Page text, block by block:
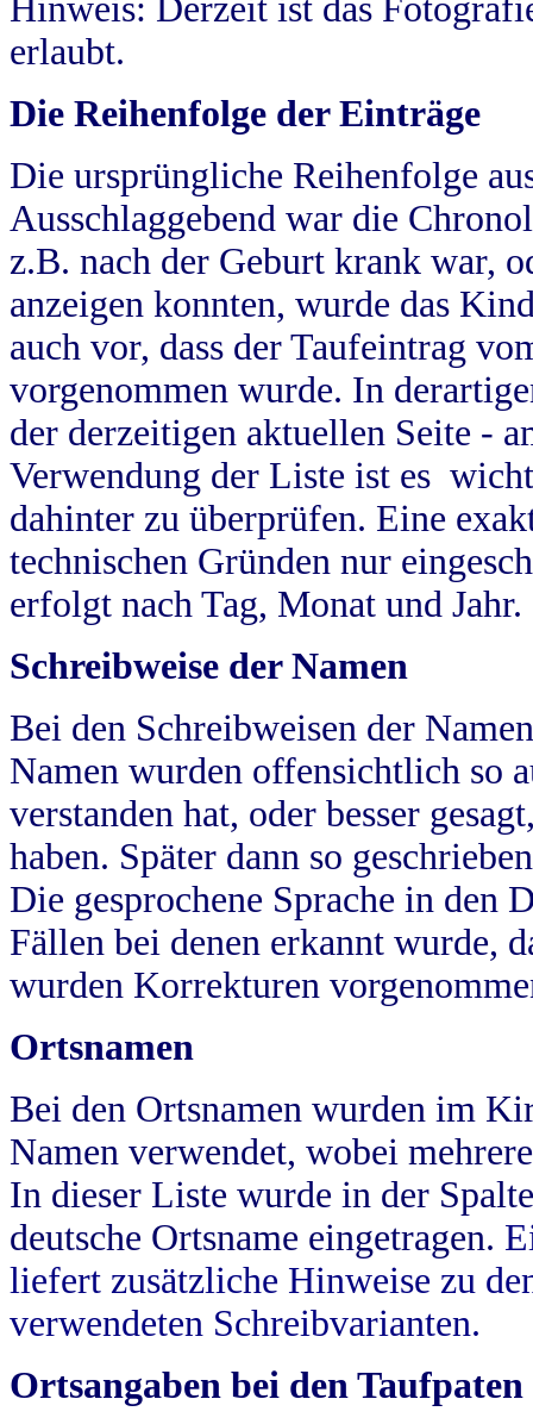
Hinweis: Derzeit ist das
erlaubt.
Die Reihenfolge der Einträge
Die ursprüngliche Reihenfolge
Ausschlaggebend war die
z.B. nach der Geburt krank war,
anzeigen konnten, wurde das
auch vor, dass der Taufeintrag
vorgenommen wurde. In
der derzeitigen aktuellen Seite -
Verwendung der Liste ist es
dahinter zu überprüfen. Eine
technischen Gründen nur
erfolgt nach Tag, Monat und Jahr.
Schreibweise der Namen
Bei den Schreibweisen der
Namen wurden offensichtlich so
verstanden hat, oder besser
haben. Später dann so
Die gesprochene Sprache in
Fällen bei denen erkannt wurde,
wurden Korrekturen
Ortsnamen
Bei den Ortsnamen wurden im
Namen verwendet, wobei
In dieser Liste wurde in der
deutsche Ortsname eingetragen.
liefert zusätzliche Hinweise zu
verwendeten Schreibvarianten.
Ortsangaben bei den Taufpaten